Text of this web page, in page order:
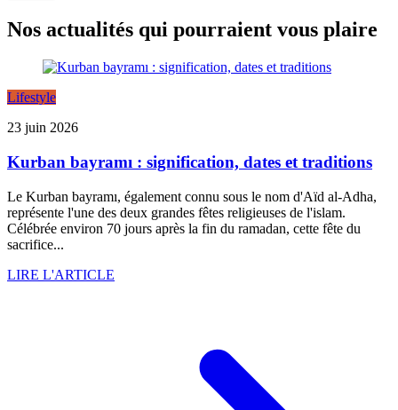
Nos actualités qui pourraient vous plaire
Lifestyle
23 juin 2026
Kurban bayramı : signification, dates et traditions
Le Kurban bayramı, également connu sous le nom d'Aïd al-Adha,
représente l'une des deux grandes fêtes religieuses de l'islam.
Célébrée environ 70 jours après la fin du ramadan, cette fête du
sacrifice...
LIRE L'ARTICLE